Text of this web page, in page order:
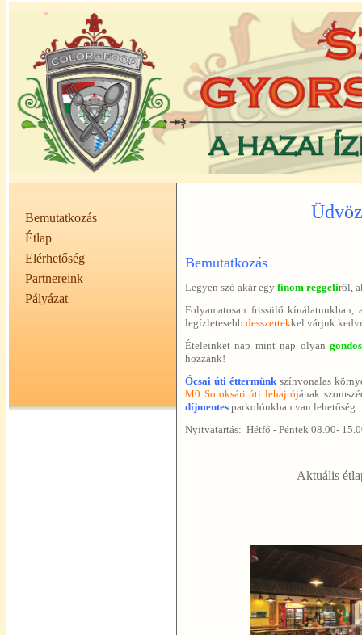
Bemutatkozás
Étlap
Elérhetőség
Partnereink
Pályázat
Bemutatkozás
Legyen szó akár egy finom reggeliről,
Folyamatosan frissülő
legízletesebb desszertekkel várjuk
Ételeinket nap mint nap olyan
hozzánk!
Ócsai úti éttermünk színvonalas
M0 Soroksári úti lehajtójának
díjmentes parkolónkban van lehetőség.
Nyitvatartás: Hétfő - Péntek 08.00-
Aktuális